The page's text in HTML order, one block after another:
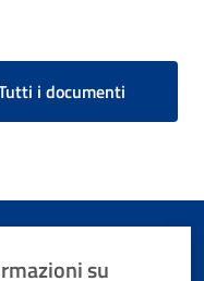
i documenti
su